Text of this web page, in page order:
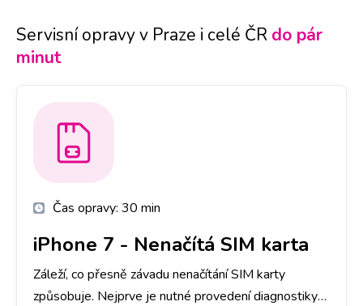
Servisní opravy v Praze i celé ČR do pár
minut
Čas opravy: 30 min
iPhone 7 - Nenačítá SIM karta
Záleží, co přesně závadu nenačítání SIM karty
způsobuje. Nejprve je nutné provedení diagnostiky